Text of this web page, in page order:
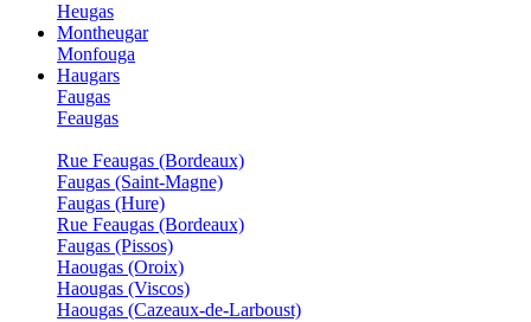
Heugas
Montheugar
Monfouga
Haugars
Faugas
Feaugas
Rue Feaugas (Bordeaux)
Faugas (Saint-Magne)
Faugas (Hure)
Rue Feaugas (Bordeaux)
Faugas (Pissos)
Haougas (Oroix)
Haougas (Viscos)
Haougas (Cazeaux-de-Larboust)